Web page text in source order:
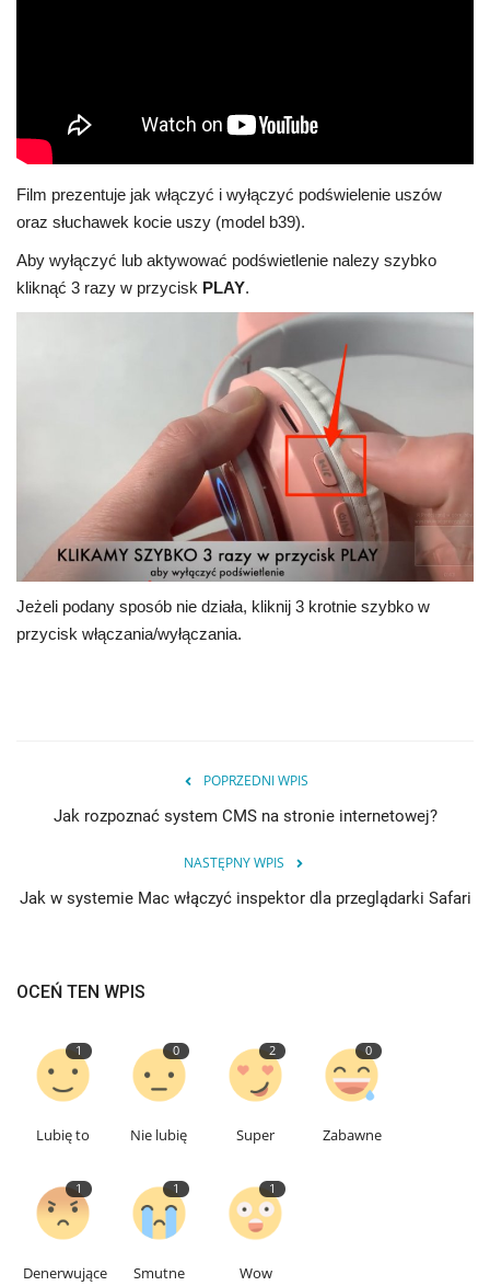
Film prezentuje jak włączyć i wyłączyć podświelenie uszów
oraz słuchawek kocie uszy (model b39).
Aby wyłączyć lub aktywować podświetlenie nalezy szybko
kliknąć 3 razy w przycisk PLAY.
Jeżeli podany sposób nie działa, kliknij 3 krotnie szybko w
przycisk włączania/wyłączania.
POPRZEDNI WPIS
Jak rozpoznać system CMS na stronie internetowej?
NASTĘPNY WPIS
Jak w systemie Mac włączyć inspektor dla przeglądarki Safari
OCEŃ TEN WPIS
1
Lubię to
0
Nie lubię
2
Super
0
Zabawne
1
Denerwujące
1
Smutne
1
Wow